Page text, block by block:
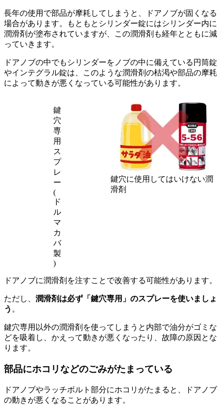
長年の使用で部品が摩耗してしまうと、ドアノブが固くなる
場合があります。もともとシリンダー錠にはシリンダー内に
潤滑剤が塗布されていますが、この潤滑剤も経年とともに減
っていきます。
ドアノブの中でもシリンダーをノブの中に備えている円筒錠
やインテグラル錠は、このような潤滑剤の枯渇や部品の摩耗
によって動きが悪くなっている可能性があります。
鍵
穴
専
用
ス
プ
レ
ー
(
ド
ル
マ
カ
バ
製
)
鍵穴に使用してはいけない潤
滑剤
ドアノブに潤滑剤を注すことで改善する可能性があります。
ただし、 潤滑剤は必ず「鍵穴専用」のスプレーを使いましょ
う 。
鍵穴専用以外の潤滑剤を使ってしまうと内部で油分がゴミな
どを吸着し、かえって動きが悪くなったり、故障の原因とな
ります。
部品にホコリなどのごみがたまっている
ドアノブやラッチボルト部分にホコリがたまると、ドアノブ
の動きが悪くなることがあります。